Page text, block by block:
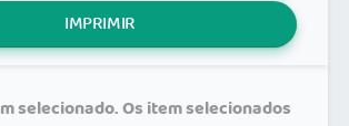
IMPRIMIR
selecionado. Os item selecionados